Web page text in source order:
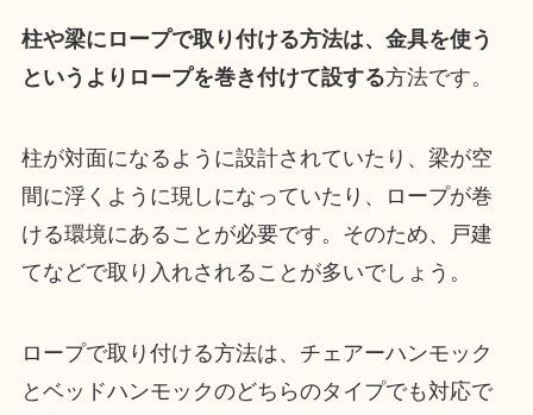
柱や梁にロープで取り付ける方法は、金具を使う
というよりロープを巻き付けて設する方法です。
柱が対面になるように設計されていたり、梁が空
間に浮くように現しになっていたり、ロープが巻
ける環境にあることが必要です。そのため、戸建
てなどで取り入れされることが多いでしょう。
ロープで取り付ける方法は、チェアーハンモック
とベッドハンモックのどちらのタイプでも対応で